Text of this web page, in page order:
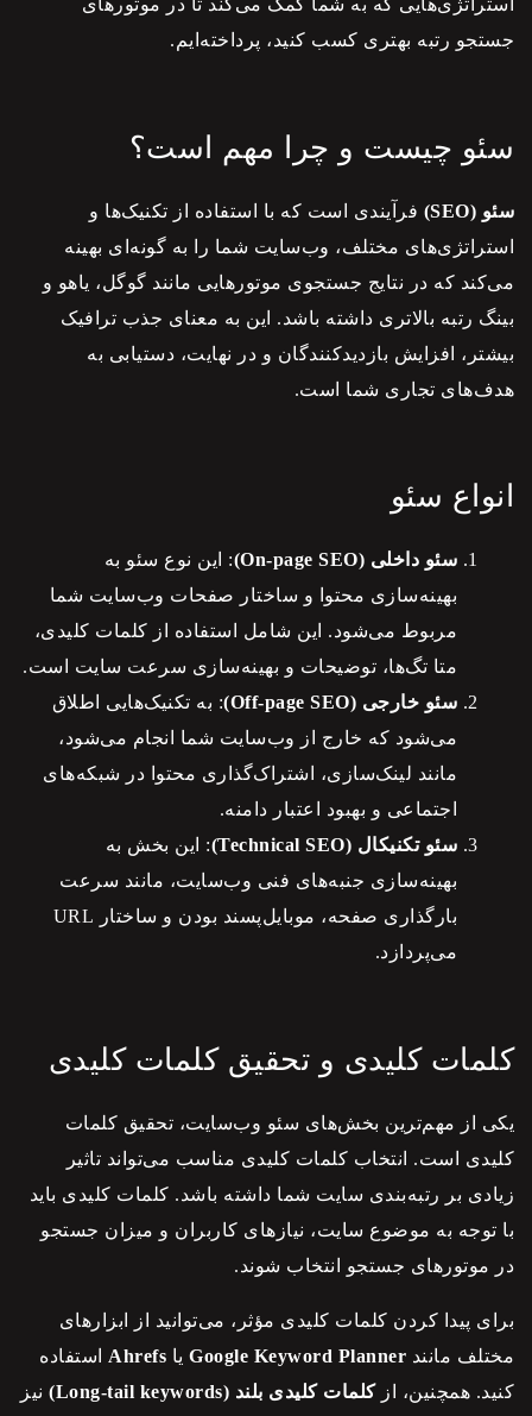
استراتژی‌هایی که به شما کمک می‌کند تا در موتورهای
جستجو رتبه بهتری کسب کنید، پرداخته‌ایم.
سئو چیست و چرا مهم است؟
سئو (SEO)
فرآیندی است که با استفاده از تکنیک‌ها و
استراتژی‌های مختلف، وب‌سایت شما را به گونه‌ای بهینه
می‌کند که در نتایج جستجوی موتورهایی مانند گوگل، یاهو و
بینگ رتبه بالاتری داشته باشد. این به معنای جذب ترافیک
بیشتر، افزایش بازدیدکنندگان و در نهایت، دستیابی به
هدف‌های تجاری شما است.
انواع سئو
سئو داخلی (On-page SEO)
: این نوع سئو به
بهینه‌سازی محتوا و ساختار صفحات وب‌سایت شما
مربوط می‌شود. این شامل استفاده از کلمات کلیدی،
متا تگ‌ها، توضیحات و بهینه‌سازی سرعت سایت است.
سئو خارجی (Off-page SEO)
: به تکنیک‌هایی اطلاق
می‌شود که خارج از وب‌سایت شما انجام می‌شود،
مانند لینک‌سازی، اشتراک‌گذاری محتوا در شبکه‌های
اجتماعی و بهبود اعتبار دامنه.
سئو تکنیکال (Technical SEO)
: این بخش به
بهینه‌سازی جنبه‌های فنی وب‌سایت، مانند سرعت
بارگذاری صفحه، موبایل‌پسند بودن و ساختار URL
می‌پردازد.
کلمات کلیدی و تحقیق کلمات کلیدی
یکی از مهم‌ترین بخش‌های سئو وب‌سایت، تحقیق کلمات
کلیدی است. انتخاب کلمات کلیدی مناسب می‌تواند تاثیر
زیادی بر رتبه‌بندی سایت شما داشته باشد. کلمات کلیدی باید
با توجه به موضوع سایت، نیازهای کاربران و میزان جستجو
در موتورهای جستجو انتخاب شوند.
برای پیدا کردن کلمات کلیدی مؤثر، می‌توانید از ابزارهای
مختلف مانند Google Keyword Planner یا Ahrefs استفاده
کنید. همچنین، ازکلمات کلیدی بلند (Long-tail keywords) نیز